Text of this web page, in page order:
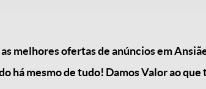
melhores ofertas de anúncios em
há mesmo de tudo! Damos Valor ao que